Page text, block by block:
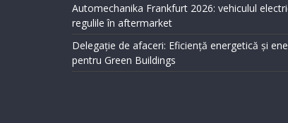
Automechanika Frankfurt 2026: vehiculul
regulile în aftermarket
Delegație de afaceri: Eficiență energetică și
pentru Green Buildings